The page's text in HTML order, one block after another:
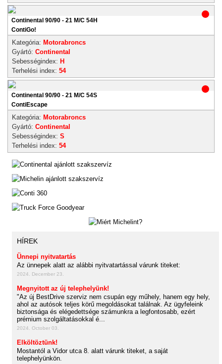
Continental 90/90 - 21 M/C 54H
ContiGo!
Kategória: Motorabroncs
Gyártó: Continental
Sebességindex: H
Terhelési index: 54
Continental 90/90 - 21 M/C 54S
ContiEscape
Kategória: Motorabroncs
Gyártó: Continental
Sebességindex: S
Terhelési index: 54
HÍREK
Ünnepi nyitvatartás
Az ünnepek alatt az alábbi nyitvatartással várunk titeket:
2024. December 23.
Megnyitott az új telephelyünk!
"Az új BestDrive szerviz nem csupán egy műhely, hanem egy hely,
ahol az autósok teljes körű megoldásokat találnak. Az ügyfeleink
biztonsága és elégedettsége számunkra a legfontosabb, ezért
prémium szolgáltatásokkal é...
2024. October 03.
Elköltöztünk!
Mostantól a Vidor utca 8. alatt várunk titeket, a saját
telephelyünkön.